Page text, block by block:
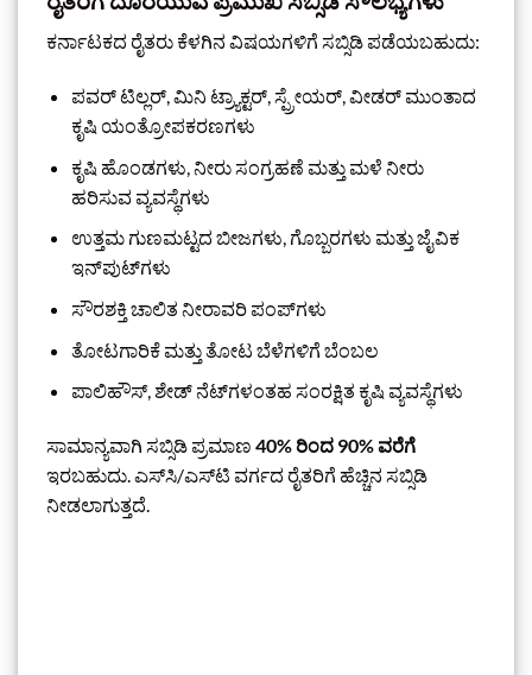
ಕರ್ನಾಟಕದ ರೈತರು ಕೆಳಗಿನ ವಿಷಯಗಳಿಗೆ ಸಬ್ಸಿಡಿ ಪಡೆಯಬಹುದು:
ಪವರ್ ಟಿಲ್ಲರ್, ಮಿನಿ ಟ್ರ್ಯಾಕ್ಟರ್, ಸ್ಪ್ರೇಯರ್, ವೀಡರ್ ಮುಂತಾದ
ಕೃಷಿ ಯಂತ್ರೋಪಕರಣಗಳು
ಕೃಷಿ ಹೊಂಡಗಳು, ನೀರು ಸಂಗ್ರಹಣೆ ಮತ್ತು ಮಳೆ ನೀರು
ಹರಿಸುವ ವ್ಯವಸ್ಥೆಗಳು
ಉತ್ತಮ ಗುಣಮಟ್ಟದ ಬೀಜಗಳು, ಗೊಬ್ಬರಗಳು ಮತ್ತು ಜೈವಿಕ
ಇನ್‌ಪುಟ್‌ಗಳು
ಸೌರಶಕ್ತಿ ಚಾಲಿತ ನೀರಾವರಿ ಪಂಪ್‌ಗಳು
ತೋಟಗಾರಿಕೆ ಮತ್ತು ತೋಟ ಬೆಳೆಗಳಿಗೆ ಬೆಂಬಲ
ಪಾಲಿಹೌಸ್, ಶೇಡ್ ನೆಟ್‌ಗಳಂತಹ ಸಂರಕ್ಷಿತ ಕೃಷಿ ವ್ಯವಸ್ಥೆಗಳು
ಸಾಮಾನ್ಯವಾಗಿ ಸಬ್ಸಿಡಿ ಪ್ರಮಾಣ 40% ರಿಂದ 90% ವರೆಗೆ
ಇರಬಹುದು. ಎಸ್‌ಸಿ/ಎಸ್‌ಟಿ ವರ್ಗದ ರೈತರಿಗೆ ಹೆಚ್ಚಿನ ಸಬ್ಸಿಡಿ
ನೀಡಲಾಗುತ್ತದೆ.